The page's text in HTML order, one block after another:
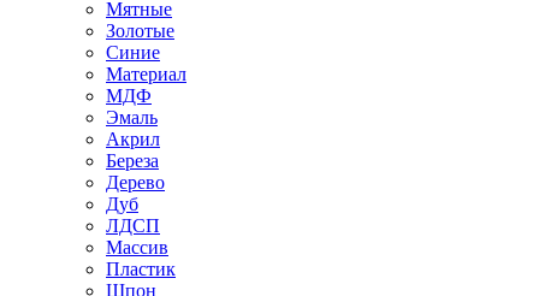
Мятные
Золотые
Синие
Материал
МДФ
Эмаль
Акрил
Береза
Дерево
Дуб
ЛДСП
Массив
Пластик
Шпон